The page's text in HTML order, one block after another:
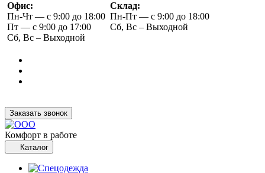
Офис:
Пн-Чт — с 9:00 до 18:00
Пт — с 9:00 до 17:00
Сб, Вс – Выходной
Склад:
Пн-Пт — с 9:00 до 18:00
Сб, Вс – Выходной
Заказать звонок
Комфорт в работе
Каталог